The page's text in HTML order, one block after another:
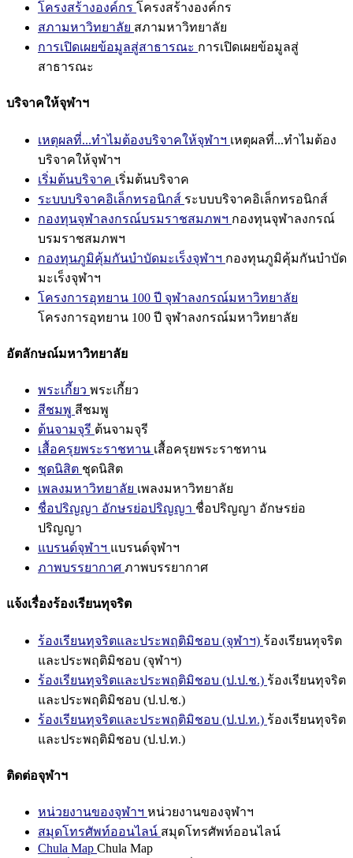
โครงสร้างองค์กร โครงสร้างองค์กร
สภามหาวิทยาลัย สภามหาวิทยาลัย
การเปิดเผยข้อมูลสู่สาธารณะ การเปิดเผยข้อมูลสู่
สาธารณะ
บริจาคให้จุฬาฯ
เหตุผลที่...ทำไมต้องบริจาคให้จุฬาฯ เหตุผลที่...ทำไมต้อง
บริจาคให้จุฬาฯ
เริ่มต้นบริจาค เริ่มต้นบริจาค
ระบบบริจาคอิเล็กทรอนิกส์ ระบบบริจาคอิเล็กทรอนิกส์
กองทุนจุฬาลงกรณ์บรมราชสมภพฯ กองทุนจุฬาลงกรณ์
บรมราชสมภพฯ
กองทุนภูมิคุ้มกันบำบัดมะเร็งจุฬาฯ กองทุนภูมิคุ้มกันบำบัด
มะเร็งจุฬาฯ
โครงการอุทยาน 100 ปี จุฬาลงกรณ์มหาวิทยาลัย
โครงการอุทยาน 100 ปี จุฬาลงกรณ์มหาวิทยาลัย
อัตลักษณ์มหาวิทยาลัย
พระเกี้ยว พระเกี้ยว
สีชมพู สีชมพู
ต้นจามจุรี ต้นจามจุรี
เสื้อครุยพระราชทาน เสื้อครุยพระราชทาน
ชุดนิสิต ชุดนิสิต
เพลงมหาวิทยาลัย เพลงมหาวิทยาลัย
ชื่อปริญญา อักษรย่อปริญญา ชื่อปริญญา อักษรย่อ
ปริญญา
แบรนด์จุฬาฯ แบรนด์จุฬาฯ
ภาพบรรยากาศ ภาพบรรยากาศ
แจ้งเรื่องร้องเรียนทุจริต
ร้องเรียนทุจริตและประพฤติมิชอบ (จุฬาฯ) ร้องเรียนทุจริต
และประพฤติมิชอบ (จุฬาฯ)
ร้องเรียนทุจริตและประพฤติมิชอบ (ป.ป.ช.) ร้องเรียนทุจริต
และประพฤติมิชอบ (ป.ป.ช.)
ร้องเรียนทุจริตและประพฤติมิชอบ (ป.ป.ท.) ร้องเรียนทุจริต
และประพฤติมิชอบ (ป.ป.ท.)
ติดต่อจุฬาฯ
หน่วยงานของจุฬาฯ หน่วยงานของจุฬาฯ
สมุดโทรศัพท์ออนไลน์ สมุดโทรศัพท์ออนไลน์
Chula Map Chula Map